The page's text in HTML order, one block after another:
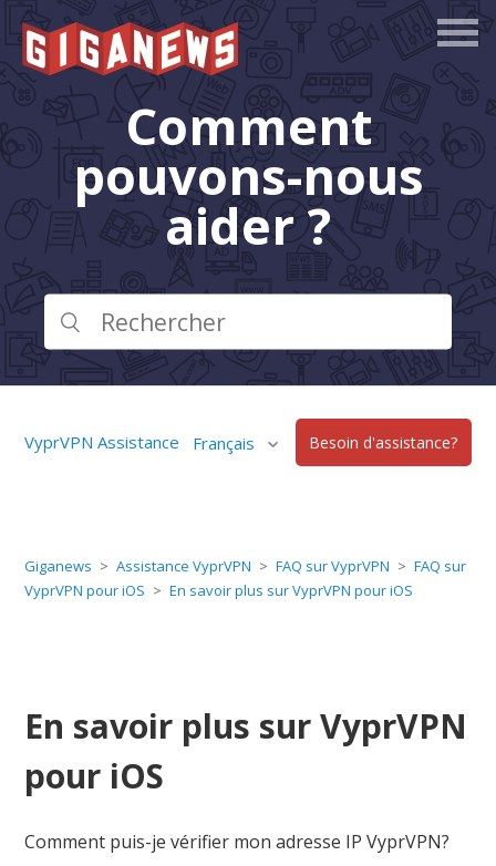
Comment
pouvons-nous
aider ?
VyprVPN Assistance Français Besoin d'assistance?
Giganews Assistance VyprVPN FAQ sur VyprVPN
FAQ sur
VyprVPN pour iOS
En savoir plus sur VyprVPN pour iOS
En savoir plus sur VyprVPN
pour iOS
Comment puis-je vérifier mon adresse IP VyprVPN?